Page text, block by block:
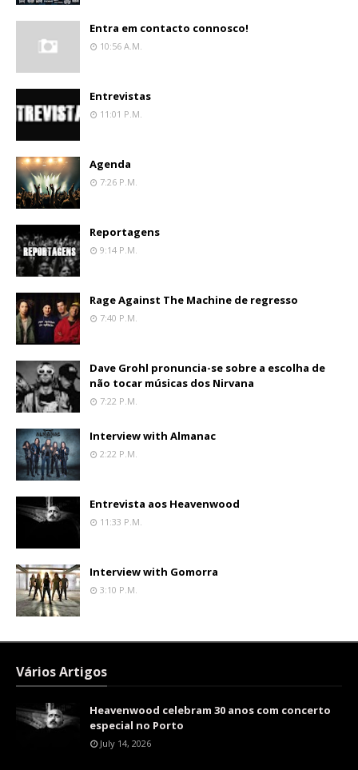
Entra em contacto connosco!
10:56 A.m.
Entrevistas
11:01 P.m.
Agenda
7:26 P.m.
Reportagens
9:14 P.m.
Rage Against The Machine de regresso
7:40 P.m.
Dave Grohl pronuncia-se sobre a escolha de
não tocar músicas dos Nirvana
7:22 P.m.
Interview with Almanac
2:22 P.m.
Entrevista aos Heavenwood
11:33 P.m.
Interview with Gomorra
3:10 P.m.
Vários Artigos
Heavenwood celebram 30 anos com concerto
especial no Porto
July 14, 2026